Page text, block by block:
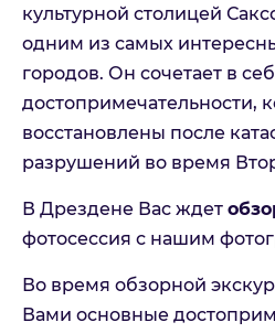
культурной столицей
одним из самых
городов. Он сочетает в
достопримечательности,
восстановлены после
разрушений во время
В Дрездене Вас ждет
фотосессия с нашим
Во время обзорной
Вами основные
Принимаю:Условия
туристических услуг